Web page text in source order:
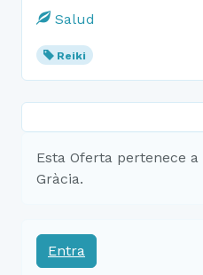
Salud
Reiki
Esta Oferta pertenece
Gràcia.
Entra